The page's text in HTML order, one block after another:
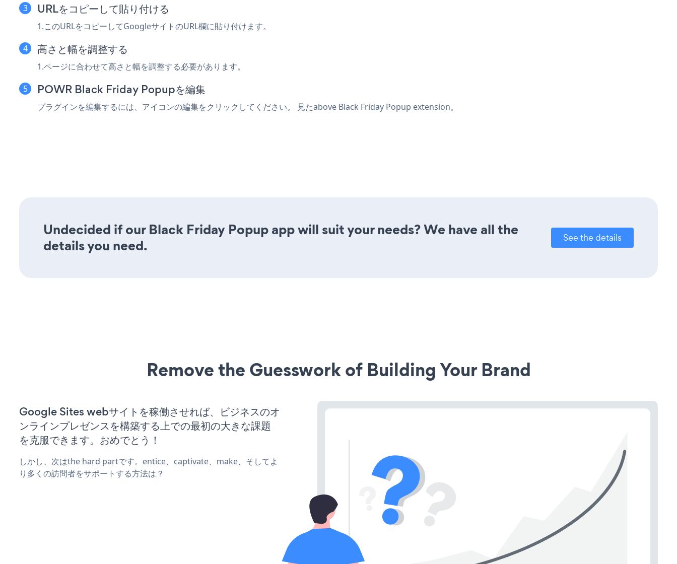
URLをコピーして貼り付ける
1.このURLをコピーしてGoogleサイトのURL欄に貼り付けます。
高さと幅を調整する
1.ページに合わせて高さと幅を調整する必要があります。
POWR Black Friday Popupを編集
プラグインを編集するには、アイコンの編集をクリックしてください。 見たabove Black Friday Popup extension。
Undecided if our Black Friday Popup app will suit your needs? We have all the
details you need.
See the details
Remove the Guesswork of Building Your Brand
Google Sites webサイトを稼働させれば、ビジネスのオ
ンラインプレゼンスを構築する上での最初の大きな課題
を克服できます。おめでとう！
しかし、次はthe hard partです。entice、captivate、make、そしてよ
り多くの訪問者をサポートする方法は？